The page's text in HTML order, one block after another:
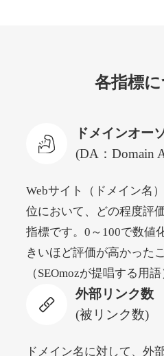
詳細を
DA53 外部リンク数 430
詳細を
dog-life-
ジャンルその他
外部リンク数393
入札 0件
各指標
ドメインオー
(DA：Domain
Webサイト（ドメイン名
位において、どの程度評
指標です。0～100で数値
きいほど評価が高かった
（SEOmozが提唱する用語
外部リンク数
(被リンク数)
ドメイン名に対して、外